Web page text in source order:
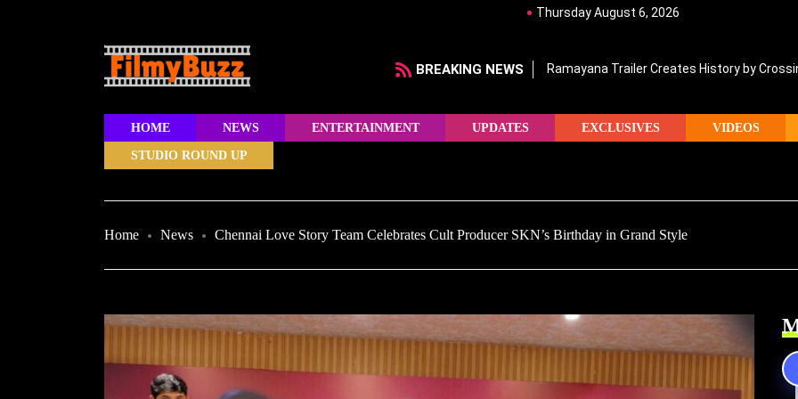
Thursday August 6, 2026
BREAKING NEWS Ramayana Trailer Creates History by
HOME NEWS ENTERTAINMENT UPDATES EXCLUSIVES VIDEOS
STUDIO ROUND UP
Home News Chennai Love Story Team Celebrates Cult Producer SKN’s Birthday in Grand Style